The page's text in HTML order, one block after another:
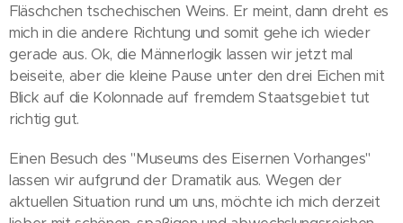
Fläschchen tschechischen Weins. Er meint, dann dreht es
mich in die andere Richtung und somit gehe ich wieder
gerade aus. Ok, die Männerlogik lassen wir jetzt mal
beiseite, aber die kleine Pause unter den drei Eichen mit
Blick auf die Kolonnade auf fremdem Staatsgebiet tut
richtig gut.
Einen Besuch des "Museums des Eisernen Vorhanges"
lassen wir aufgrund der Dramatik aus. Wegen der
aktuellen Situation rund um uns, möchte ich mich derzeit